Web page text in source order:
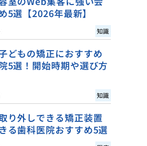
5選【2026年最新】
知識
どもの矯正におすすめ
5選！開始時期や選び方
知識
り外しできる矯正装置
る歯科医院おすすめ5選